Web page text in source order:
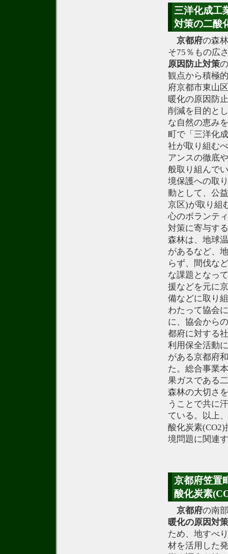
三洋化成工
対策の二酸
京都府の森
そ75％もの広
原因防止対策の
観点から積極
府京都市東山
暖化の原因防
削減を目的と
な自然の恵み
町で「三洋化
社が取り組む
アンスの徹底
般取り組んで
境保護への取
動として、公
京区)が取り組
心のボランテ
対策に寄与す
森林は、地球
があるなど、
らず、間伐な
な課題となっ
援などを元に
備などに取り
わたって協会
に、協会から
都府に対する
利用保全活動
がある京都府
た。総合事業
果ガスである
森林の大切さ
うことで共に
ている。以上
酸化炭素
境問題に関連
京都府笠置
酸化炭素
京都府の南
暖化の原因対策
ため、地すべ
材を活用した